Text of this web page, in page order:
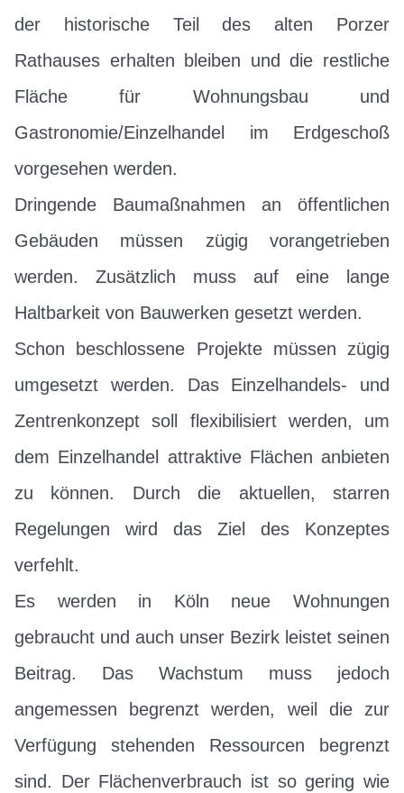
der historische Teil des alten Porzer
Rathauses erhalten bleiben und die restliche
Fläche für Wohnungsbau und
Gastronomie/Einzelhandel im Erdgeschoß
vorgesehen werden.
Dringende Baumaßnahmen an öffentlichen
Gebäuden müssen zügig vorangetrieben
werden. Zusätzlich muss auf eine lange
Haltbarkeit von Bauwerken gesetzt werden.
Schon beschlossene Projekte müssen zügig
umgesetzt werden. Das Einzelhandels- und
Zentrenkonzept soll flexibilisiert werden, um
dem Einzelhandel attraktive Flächen anbieten
zu können. Durch die aktuellen, starren
Regelungen wird das Ziel des Konzeptes
verfehlt.
Es werden in Köln neue Wohnungen
gebraucht und auch unser Bezirk leistet seinen
Beitrag. Das Wachstum muss jedoch
angemessen begrenzt werden, weil die zur
Verfügung stehenden Ressourcen begrenzt
sind. Der Flächenverbrauch ist so gering wie